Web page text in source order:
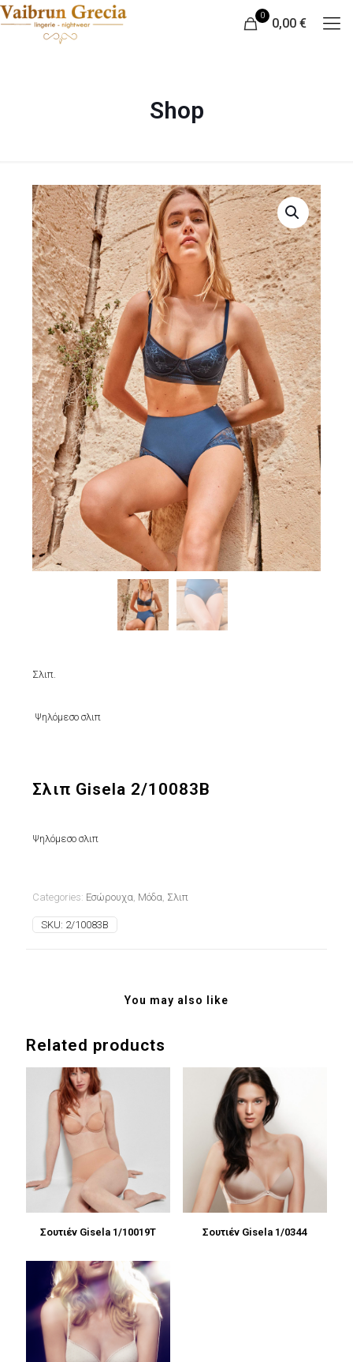
0
0,00 €
Shop
Σλιπ.
Ψηλόμεσο σλιπ
Σλιπ Gisela 2/10083B
Ψηλόμεσο σλιπ
Categories: Εσώρουχα, Μόδα, Σλιπ
SKU: 2/10083B
You may also like
Related products
Σουτιέν Gisela 1/10019T Σουτιέν Gisela 1/0344